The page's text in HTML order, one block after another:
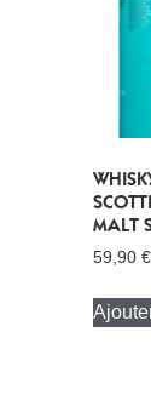
MALT
59,90 €